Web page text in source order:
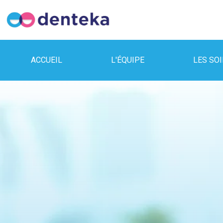
ACCUEIL L'ÉQUIPE LES